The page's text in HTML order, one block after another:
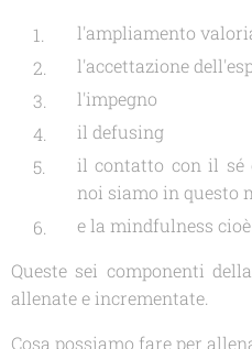
l'ampliamento
l'accettazione
l'impegno
il defusing
il contatto con il sé
noi siamo in questo
e la mindfulness
Queste sei componenti
allenate e incrementate.
Cosa possiamo fare per